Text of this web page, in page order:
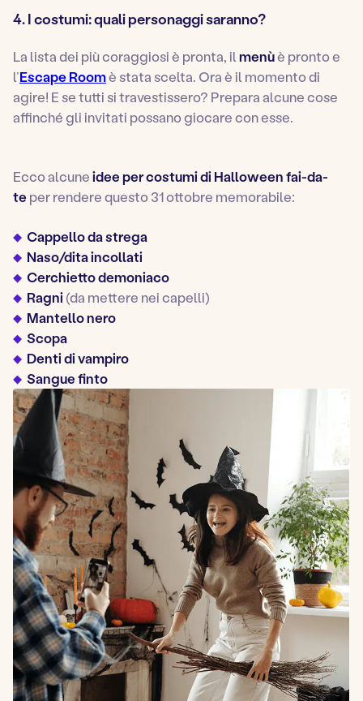
4. I costumi: quali personaggi saranno?
La lista dei più coraggiosi è pronta, ilmenùè pronto e
l’Escape Roomè stata scelta. Ora è il momento di
agire! E se tutti si travestissero? Prepara alcune cose
affinché gli invitati possano giocare con esse.
Ecco alcuneidee per costumi di Halloween fai-da-
te per rendere questo 31 ottobre memorabile:
Cappello da strega
Naso/dita incollati
Cerchietto demoniaco
Ragni(da mettere nei capelli)
Mantello nero
Scopa
Denti di vampiro
Sangue finto